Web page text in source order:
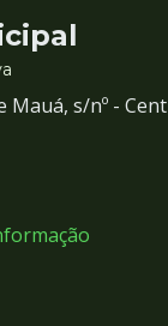
Mauá, s/nº -